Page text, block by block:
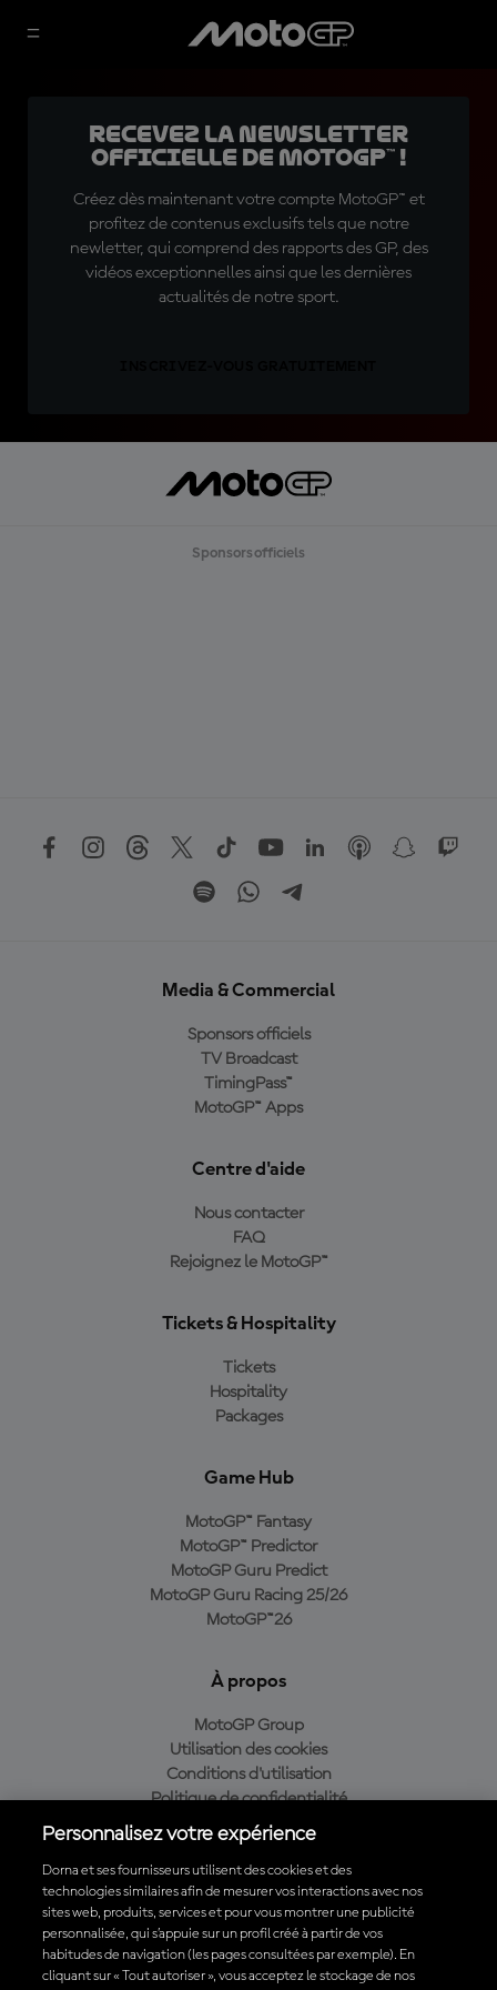
Recevez la Newsletter
officielle de MotoGP™ !
Créez dès maintenant votre compte MotoGP™ et
profitez de contenus exclusifs tels que notre
newletter, qui comprend des rapports des GP, des
vidéos exceptionnelles ainsi que les dernières
actualités de notre sport.
Sponsors officiels
Media & Commercial
Sponsors officiels
TV Broadcast
TimingPass™
MotoGP™ Apps
Centre d'aide
Nous contacter
FAQ
Rejoignez le MotoGP™
Tickets & Hospitality
Tickets
Hospitality
Packages
Game Hub
MotoGP™ Fantasy
MotoGP™ Predictor
MotoGP Guru Predict
MotoGP Guru Racing 25/26
MotoGP™26
À propos
MotoGP Group
Utilisation des cookies
Conditions d'utilisation
Politique de confidentialité
Politique d’achat
Télécharger l'appli officielle du MotoGP™
Personnalisez votre expérience
Dorna et ses fournisseurs utilisent des cookies et des
technologies similaires afin de mesurer vos interactions avec nos
sites web, produits, services et pour vous montrer une publicité
personnalisée, qui s’appuie sur un profil créé à partir de vos
habitudes de navigation (les pages consultées par exemple). En
cliquant sur « Tout autoriser », vous acceptez le stockage de nos